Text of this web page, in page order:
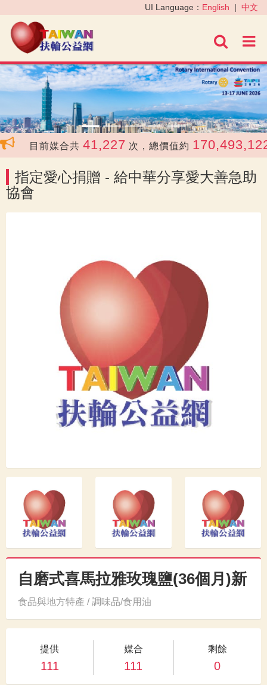
進階
UI Language： English | 中文
‹ ›
目前媒合共 41,227 次，總價值約 170,493,122
指定愛心捐贈 - 給中華分享愛大善急助
協會
自磨式喜馬拉雅玫瑰鹽(36個月)新
食品與地方特產 / 調味品/食用油
提供
111
媒合
111
剩餘
0